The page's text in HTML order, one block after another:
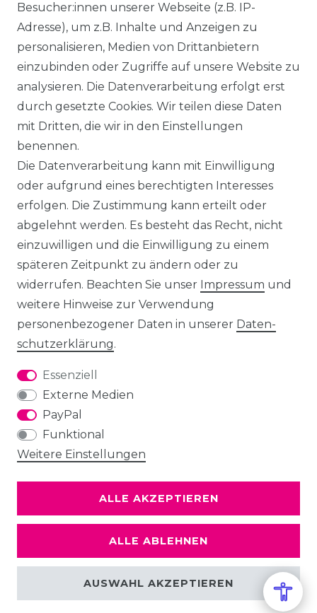
Besucher:innen unserer Webseite (z.B. IP-
Adresse), um z.B. Inhalte und Anzeigen zu
personalisieren, Medien von Drittanbietern
einzubinden oder Zugriffe auf unsere Website zu
analysieren. Die Datenverarbeitung erfolgt erst
durch gesetzte Cookies. Wir teilen diese Daten
mit Dritten, die wir in den Einstellungen
benennen.
Die Datenverarbeitung kann mit Einwilligung
oder aufgrund eines berechtigten Interesses
erfolgen. Die Zustimmung kann erteilt oder
abgelehnt werden. Es besteht das Recht, nicht
einzuwilligen und die Einwilligung zu einem
späteren Zeitpunkt zu ändern oder zu
widerrufen. Beachten Sie unser Impressum und
weitere Hinweise zur Verwendung
personenbezogener Daten in unserer Daten­
schutz­erklärung.
Essenziell
Externe Medien
PayPal
Funktional
Weitere Einstellungen
ALLE AKZEPTIEREN
ALLE ABLEHNEN
AUSWAHL AKZEPTIEREN